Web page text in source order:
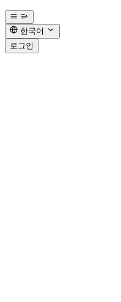
한국어
로그인